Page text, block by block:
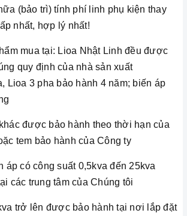
(bảo trì) tính phí linh phụ kiện thay
nhất, hợp lý nhất!
mua tại: Lioa Nhật Linh đều được
quy định của nhà sản xuất
Lioa 3 pha bảo hành 4 năm; biến áp
được bảo hành theo thời hạn của
tem bảo hành của Công ty
áp có công suất 0,5kva đến 25kva
các trung tâm của Chúng tôi
trở lên được bảo hành tại nơi lắp đặt